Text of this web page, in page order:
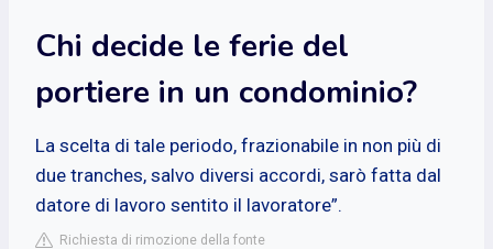
Chi decide le ferie del
portiere in un condominio?
La scelta di tale periodo, frazionabile in non più di
due tranches, salvo diversi accordi, sarò fatta dal
datore di lavoro sentito il lavoratore”.
Richiesta di rimozione della fonte